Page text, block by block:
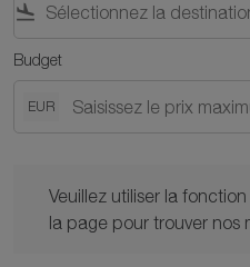
flight_land
Budget
EUR
Veuillez utiliser la
la page pour trouver nos